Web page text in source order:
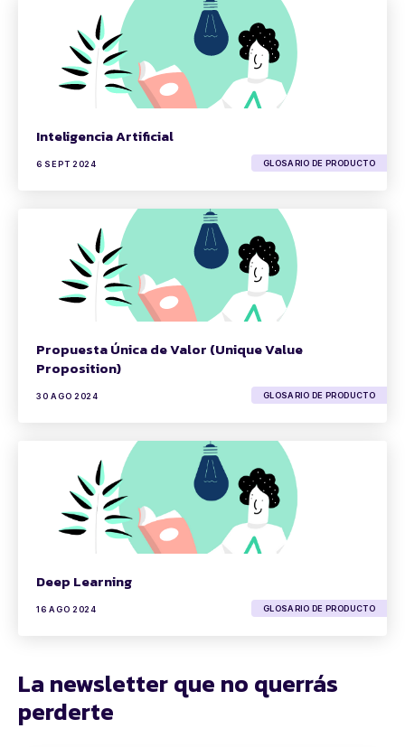
Inteligencia Artificial
6 SEPT 2024 GLOSARIO DE PRODUCTO
Propuesta Única de Valor (Unique Value
Proposition)
30 AGO 2024 GLOSARIO DE PRODUCTO
Deep Learning
16 AGO 2024 GLOSARIO DE PRODUCTO
La newsletter que no querrás
perderte